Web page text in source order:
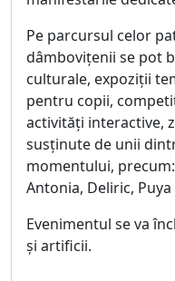
Pe parcursul celor
dâmbovițenii se pot
culturale, expoziții
pentru copii,
activități interactive,
susținute de unii
momentului, precum:
Antonia, Deliric, Puya
Evenimentul se va
și artificii.